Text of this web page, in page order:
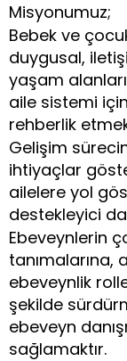
Misyonumuz;
Bebek ve
duygusal,
yaşam
aile sistemi
rehberlik
Gelişim
ihtiyaçlar
ailelere yol
destekleyici
Ebeveynlerin
tanımalarına,
ebeveynlik
şekilde
ebeveyn
sağlamaktır.